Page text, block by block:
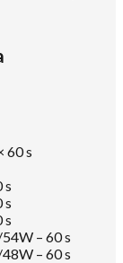
60 s
s
s
s
– 60 s
– 60 s